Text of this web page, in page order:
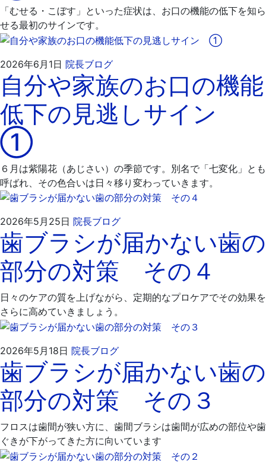
「むせる・こぼす」といった症状は、お口の機能の低下を知ら
せる最初のサインです。
2026年6月1日 院長ブログ2026
年
6
月
16
飯
嶋
歯
科
医
自分や家族のお口の機能
低下の見逃しサイン
①
６月は紫陽花（あじさい）の季節です。別名で「七変化」とも
呼ばれ、その色合いは日々移り変わっていきます。
2026年5月25日 院長ブログ2026
年
6
飯
嶋
歯
歯ブラシが届かない歯の
部分の対策 その４
日々のケアの質を上げながら、定期的なプロケアでその効果を
さらに高めていきましょう。
2026年5月18日 院長ブログ2026
年
5
月
日
飯
嶋
歯
科
院
歯ブラシが届かない歯の
部分の対策 その３
フロスは歯間が狭い方に、歯間ブラシは歯間が広めの部位や歯
ぐきが下がってきた方に向いています